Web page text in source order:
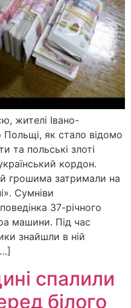
жителі Івано-
Польщі, як стало відомо
та польські злоті
кордон.
грошима затримали на
Сумніви
37-річного
машини. Під час
знайшли в ній
спалили
білого